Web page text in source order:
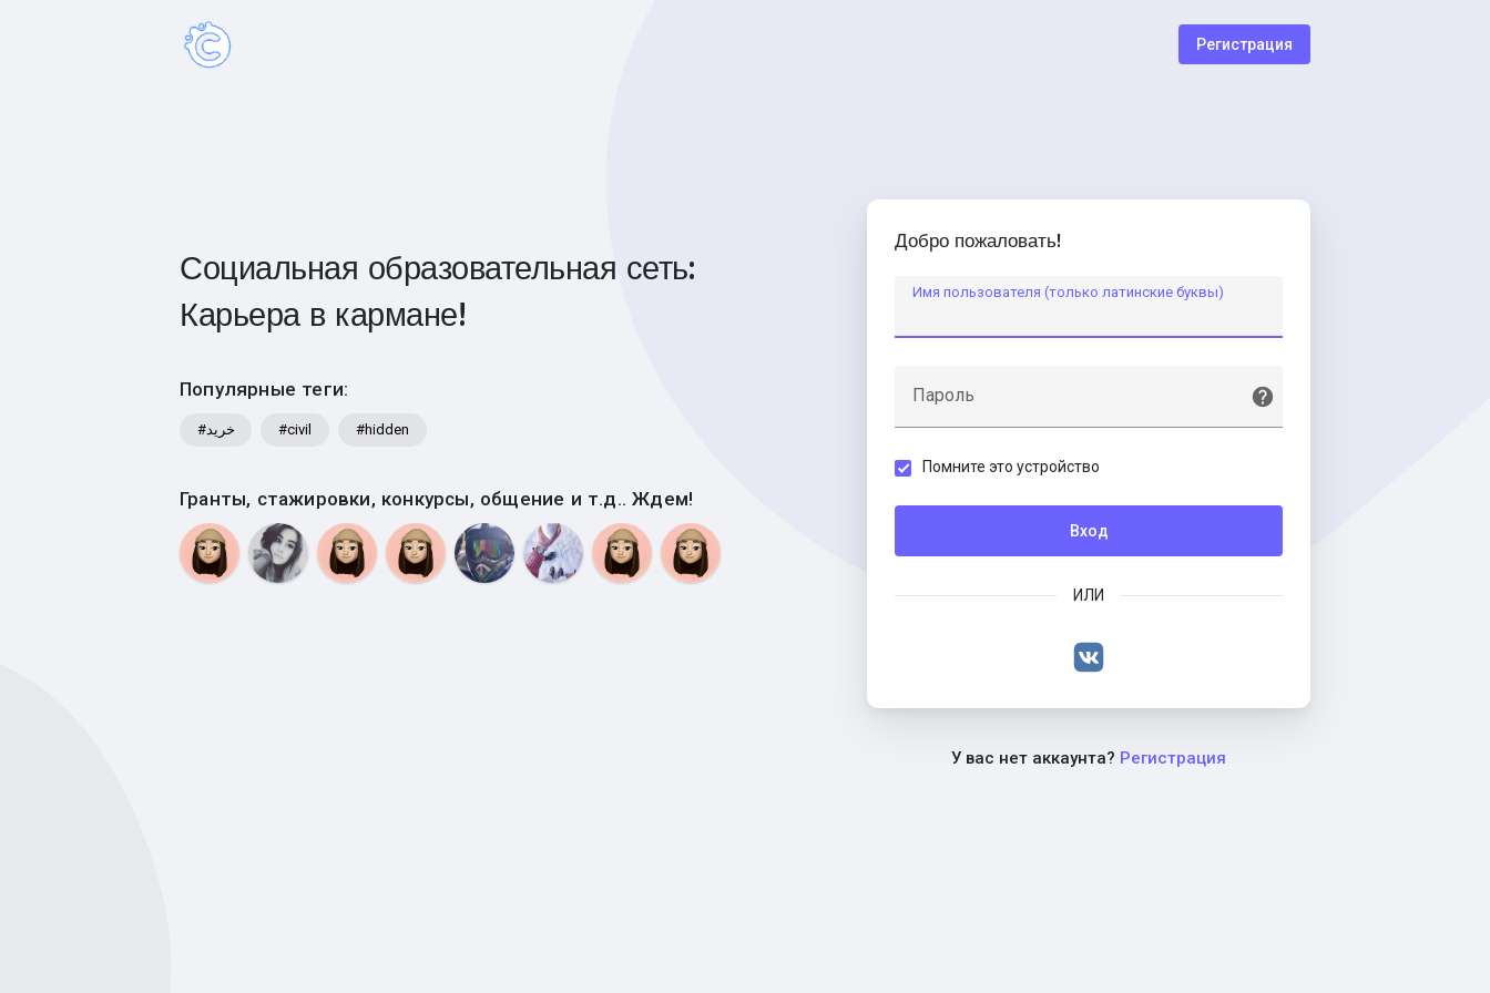
Регистрация
Социальная образовательная сеть:
Карьера в кармане!
Популярные теги:
#خرید #civil #hidden
Гранты, стажировки, конкурсы, общение и т.д.. Ждем!
Добро пожаловать!
Имя пользователя (только латинские буквы)
Пароль
Помните это устройство
Вход
ИЛИ
У вас нет аккаунта? Регистрация